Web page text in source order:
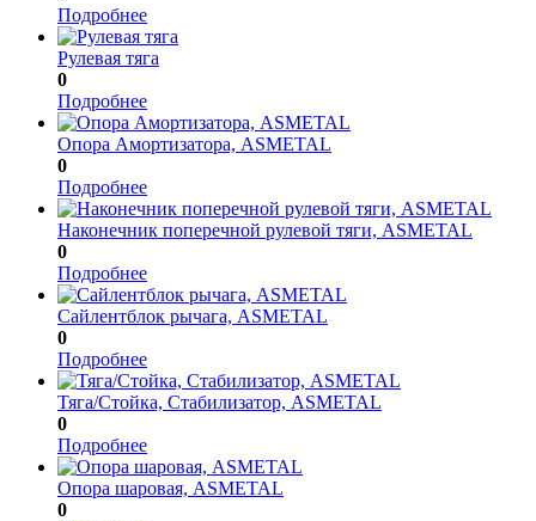
Подробнее
Рулевая тяга
0
Подробнее
Опора Амортизатора, ASMETAL
0
Подробнее
Наконечник поперечной рулевой тяги, ASMETAL
0
Подробнее
Сайлентблок рычага, ASMETAL
0
Подробнее
Тяга/Стойка, Стабилизатор, ASMETAL
0
Подробнее
Опора шаровая, ASMETAL
0